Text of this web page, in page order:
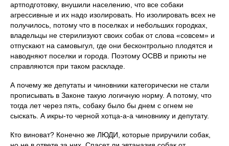
артподготовку, внушили населению, что все собаки
агрессивные и их надо изолировать. Но изолировать всех не
получилось, потому что в поселках и небольших городках,
владельцы не стерилизуют своих собак от слова «совсем» и
отпускают на самовыгул, где они бесконтрольно плодятся и
наводняют поселки и города. Поэтому ОСВВ и приюты не
справляются при таком раскладе.
А почему же депутаты и чиновники категорически не стали
прописывать в Законе такую логичную норму. А потому, что
тогда лет через пять, собаку было бы днем с огнем не
сыскать. А икры-то черной хотца-а-а чиновнику и депутату.
Кто виноват? Конечно же ЛЮДИ, которые приручили собак,